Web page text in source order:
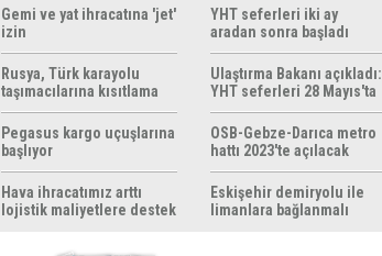
Gemi ve yat ihracatına 'jet'
izin
Rusya, Türk karayolu
taşımacılarına kısıtlama
getirebilir
Pegasus kargo uçuşlarına
başlıyor
Hava ihracatımız arttı
lojistik maliyetlere destek
YHT seferleri iki ay
aradan sonra başladı
Ulaştırma Bakanı açıkladı:
YHT seferleri 28 Mayıs'ta
başlıyor
OSB-Gebze-Darıca metro
hattı 2023'te açılacak
Eskişehir demiryolu ile
limanlara bağlanmalı